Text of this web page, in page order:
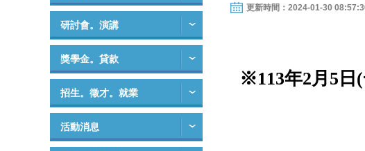
研討會。演講
獎學金。貸款
招生。徵才。就業
活動消息
更新時間：2024-01-30
※113年2月5日